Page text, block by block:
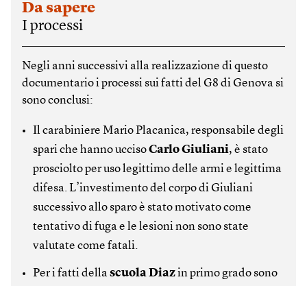
Da sapere
I processi
Negli anni successivi alla realizzazione di questo
documentario i processi sui fatti del G8 di Genova si
sono conclusi:
Il carabiniere Mario Placanica, responsabile degli
spari che hanno uccisoCarlo Giuliani, è stato
prosciolto per uso legittimo delle armi e legittima
difesa. L’investimento del corpo di Giuliani
successivo allo sparo è stato motivato come
tentativo di fuga e le lesioni non sono state
valutate come fatali.
Per i fatti dellascuola Diazin primo grado sono